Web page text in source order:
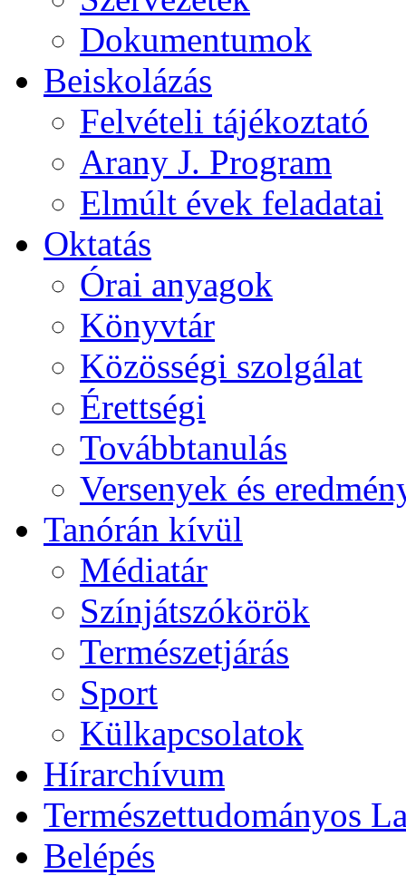
Dokumentumok
Beiskolázás
Felvételi tájékoztató
Arany J. Program
Elmúlt évek feladatai
Oktatás
Órai anyagok
Könyvtár
Közösségi szolgálat
Érettségi
Továbbtanulás
Versenyek és
Tanórán kívül
Médiatár
Színjátszókörök
Természetjárás
Sport
Külkapcsolatok
Hírarchívum
Természettudományos
Belépés